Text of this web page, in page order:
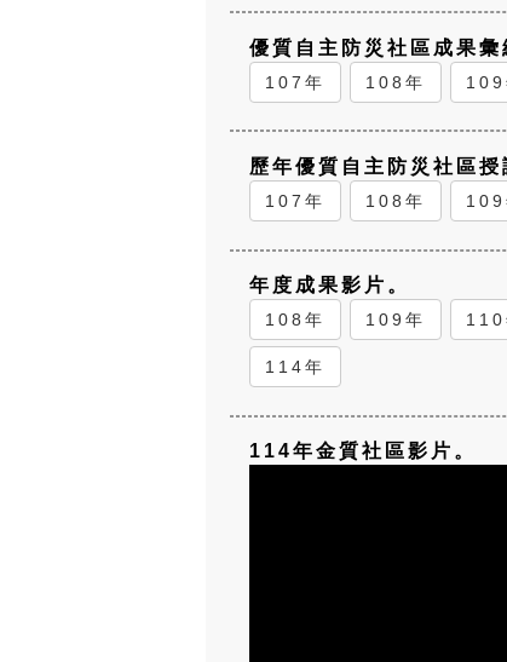
優質自主防災社區成果彙
107年 108年 109
歷年優質自主防災社區授
107年 108年 109
年度成果影片。
108年 109年 110
114年
114年金質社區影片。